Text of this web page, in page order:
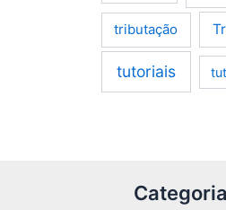
tributação
tutoriais